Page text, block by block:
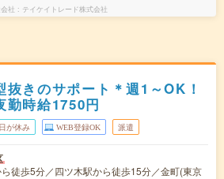
社 テイケイトレード株式会社
抜きのサポート＊週1～OK！
勤時給1750円
が休み WEB登録OK 派遣
徒歩5分／四ツ木駅から徒歩15分／金町(東京